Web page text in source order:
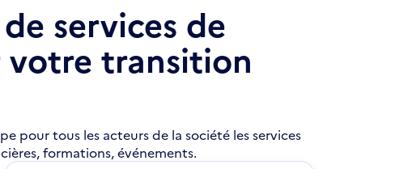
services de
votre transition
pour tous les acteurs de la société les services
formations, événements.